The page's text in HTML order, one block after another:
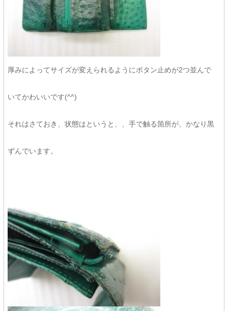
厚みによってサイズが変えられるようにボタン止めが2つ並んで
いてかわいいです(^^)
それはさておき、状態はというと、、手で触る箇所が、かなり黒
ずんでいます。